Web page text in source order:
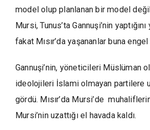
model olup planlanan bir model
Mursi, Tunus’ta Gannuşi’nin
fakat Mısır’da yaşananlar buna
Gannuşi’nin, yöneticileri Müslüman
ideolojileri İslami olmayan partilere
gördü. Mısır’da Mursi’de
Mursi’nin uzattığı el havada kaldı.